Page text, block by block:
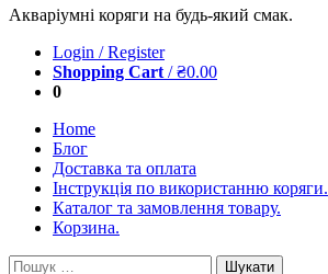
Акваріумні коряги на будь-який смак.
Login / Register
Shopping Cart /₴0.00
0
Home
Блог
Доставка та оплата
Інструкція по використанню коряги.
Каталог та замовлення товару.
Корзина.
Пошук: